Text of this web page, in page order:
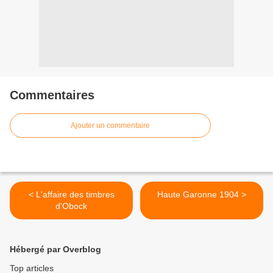
Commentaires
Ajouter un commentaire
< L'affaire des timbres
d'Obock
Haute Garonne 1904 >
Hébergé par Overblog
Top articles